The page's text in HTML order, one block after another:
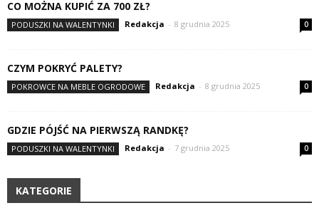
CO MOŻNA KUPIĆ ZA 700 ZŁ?
PODUSZKI NA WALENTYNKI Redakcja - 8 grudnia 2025 0
CZYM POKRYĆ PALETY?
POKROWCE NA MEBLE OGRODOWE Redakcja - 8 grudnia 2025 0
GDZIE PÓJŚĆ NA PIERWSZĄ RANDKĘ?
PODUSZKI NA WALENTYNKI Redakcja - 7 grudnia 2025 0
KATEGORIE